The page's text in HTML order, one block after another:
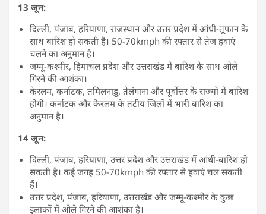
13 जून:
दिल्ली, पंजाब, हरियाणा, राजस्थान और उत्तर प्रदेश में आंधी-तूफान के
साथ बारिश हो सकती है। 50-70kmph की रफ्तार से तेज हवाएं
चलने का अनुमान है।
जम्मू-कश्मीर, हिमाचल प्रदेश और उत्तराखंड में बारिश के साथ ओले
गिरने की आशंका।
केरलम, कर्नाटक, तमिलनाडु, तेलंगाना और पूर्वोत्तर के राज्यों में बारिश
होगी। कर्नाटक और केरलम के तटीय जिलों में भारी बारिश का
अनुमान है।
14 जून:
दिल्ली, पंजाब, हरियाणा, उत्तर प्रदेश और उत्तराखंड में आंधी-बारिश हो
सकती है। कई जगह 50-70kmph की रफ्तार से हवाएं चल सकती
हैं।
उत्तर प्रदेश, पंजाब, हरियाणा, उत्तराखंड और जम्मू-कश्मीर के कुछ
इलाकों में ओले गिरने की आशंका है।